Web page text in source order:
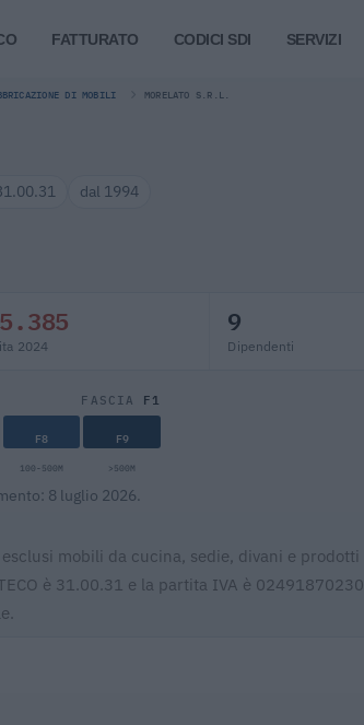
FATTURATO CODICI SDI SERVIZI
DI MOBILI MORELATO S.R.L.
dal 1994
2024
9
Dipendenti
FASCIA F1
F8 F9
100-500M >500M
8 luglio 2026.
mobili da cucina, sedie, divani e prodotti
è 31.00.31 e la partita IVA è 02491870230.